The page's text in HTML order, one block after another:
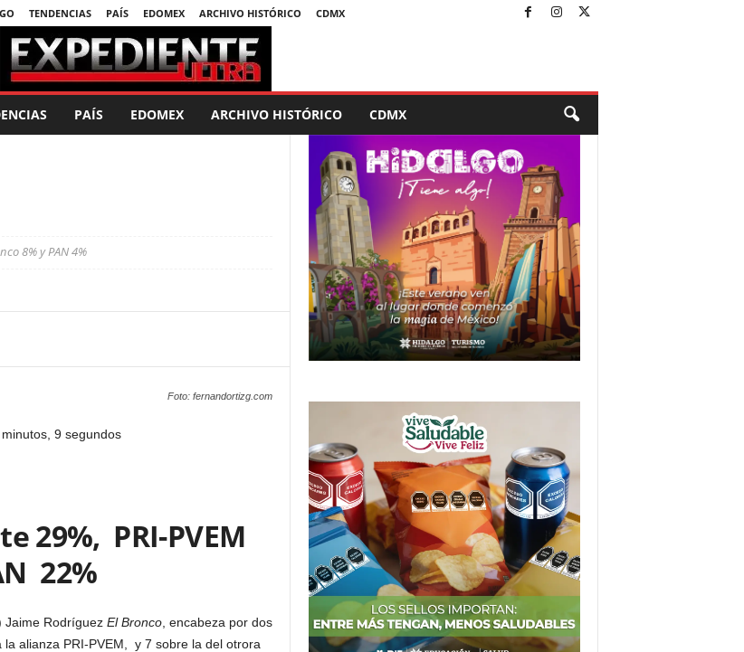
TENDENCIAS PAÍS EDOMEX ARCHIVO HISTÓRICO CDMX
PAÍS EDOMEX ARCHIVO HISTÓRICO CDMX
8% y PAN 4%
Foto: fernandortizg.com
9 segundos
29%, PRI-PVEM
22%
Jaime Rodríguez El Bronco, encabeza por dos
alianza PRI-PVEM, y 7 sobre la del otrora